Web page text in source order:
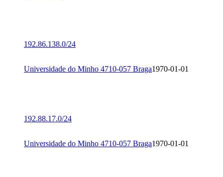
192.86.138.0/24
Universidade do Minho 4710-057 Braga1970-01-01
192.88.17.0/24
Universidade do Minho 4710-057 Braga1970-01-01